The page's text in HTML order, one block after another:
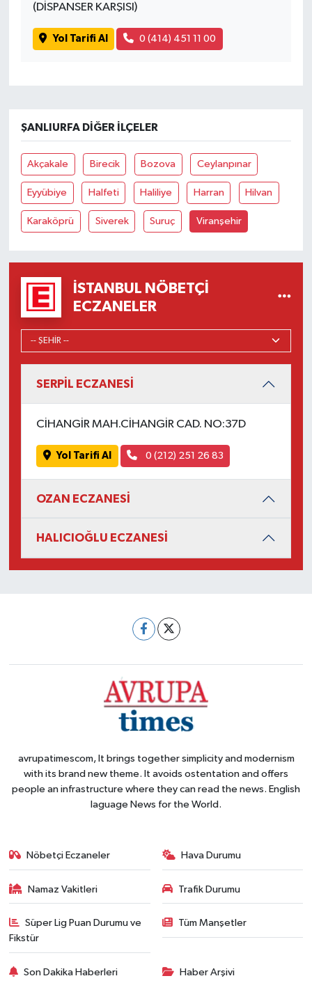
(DİSPANSER KARŞISI)
Yol Tarifi Al 0 (414) 451 11 00
ŞANLIURFA DIĞER İLÇELER
Akçakale Birecik Bozova Ceylanpınar
Eyyübiye Halfeti Haliliye Harran Hilvan
Karaköprü Siverek Suruç Viranşehir
İSTANBUL NÖBETÇI
ECZANELER
SERPİL ECZANESİ
CİHANGİR MAH.CİHANGİR CAD. NO:37D
Yol Tarifi Al 0 (212) 251 26 83
OZAN ECZANESİ
HALICIOĞLU ECZANESİ
avrupatimescom, It brings together simplicity and modernism
with its brand new theme. It avoids ostentation and offers
people an infrastructure where they can read the news. English
laguage News for the World.
Nöbetçi Eczaneler Hava Durumu
Namaz Vakitleri Trafik Durumu
Süper Lig Puan Durumu ve
Fikstür
Tüm Manşetler
Son Dakika Haberleri Haber Arşivi